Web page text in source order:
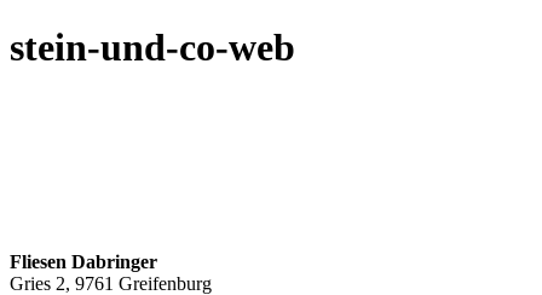
stein-und-co-web
Fliesen Dabringer
Gries 2, 9761 Greifenburg